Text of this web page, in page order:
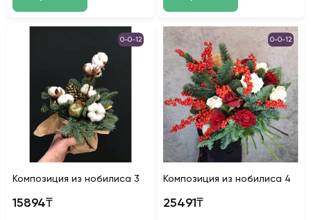
0-0-12
Композиция из нобилиса 3
15894₸
0-0-12
Композиция из нобилиса 4
25491₸